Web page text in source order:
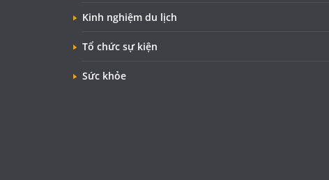
Kinh nghiệm du lịch
Tổ chức sự kiện
Sức khỏe